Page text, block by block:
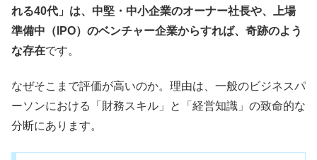
れる40代」は、中堅・中小企業のオーナー社長や、上場
準備中（IPO）のベンチャー企業からすれば、奇跡のよう
な存在です。
なぜそこまで評価が高いのか。理由は、一般のビジネスパ
ーソンにおける「財務スキル」と「経営知識」の致命的な
分断にあります。